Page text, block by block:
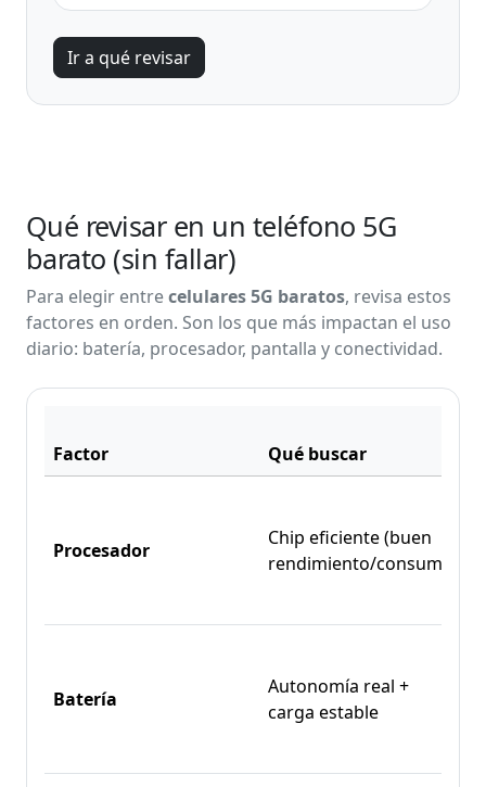
Ir a qué revisar
Qué revisar en un teléfono 5G
barato (sin fallar)
Para elegir entrecelulares 5G baratos, revisa estos
factores en orden. Son los que más impactan el uso
diario: batería, procesador, pantalla y conectividad.
Factor Qué buscar
Procesador
Chip eficiente (buen
rendimiento/consumo)
Batería
Autonomía real +
carga estable